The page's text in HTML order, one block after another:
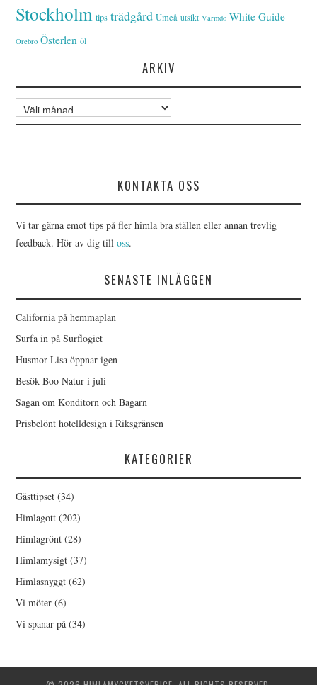
Stockholm tips trädgård Umeå utsikt Värmdö White Guide
Örebro Österlen öl
ARKIV
Arkiv
KONTAKTA OSS
Vi tar gärna emot tips på fler himla bra ställen eller annan trevlig
feedback. Hör av dig tilloss.
SENASTE INLÄGGEN
California på hemmaplan
Surfa in på Surflogiet
Husmor Lisa öppnar igen
Besök Boo Natur i juli
Sagan om Konditorn och Bagarn
Prisbelönt hotelldesign i Riksgränsen
KATEGORIER
Gästtipset (34)
Himlagott (202)
Himlagrönt (28)
Himlamysigt (37)
Himlasnyggt (62)
Vi möter (6)
Vi spanar på (34)